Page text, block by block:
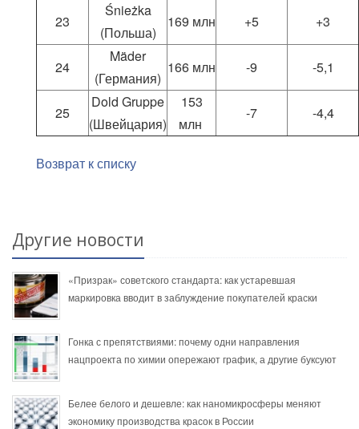
23
Śnieżka
(Польша)
169 млн +5 +3
24
Mäder
(Германия)
166 млн -9 -5,1
25
Dold Gruppe
(Швейцария)
153
млн
-7 -4,4
Возврат к списку
Другие новости
«Призрак» советского стандарта: как устаревшая
маркировка вводит в заблуждение покупателей краски
Гонка с препятствиями: почему одни направления
нацпроекта по химии опережают график, а другие буксуют
Белее белого и дешевле: как наномикросферы меняют
экономику производства красок в России